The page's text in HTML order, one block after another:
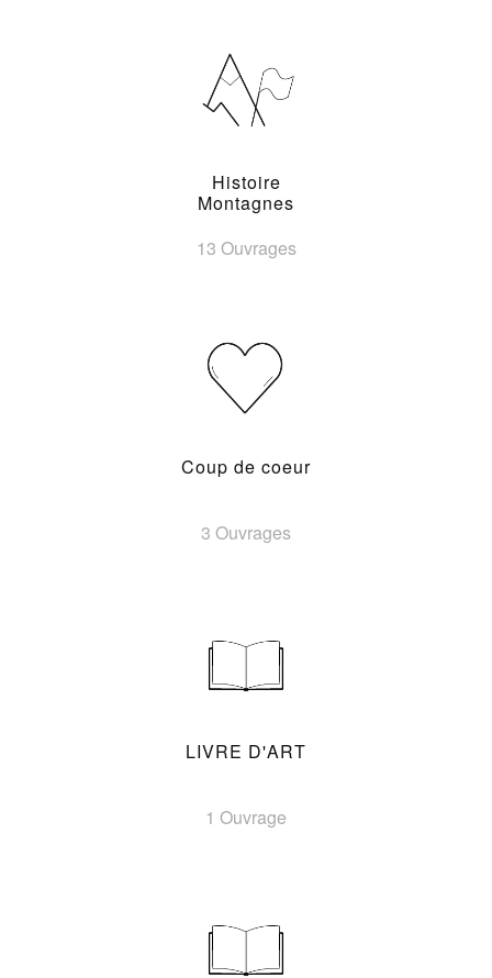
Histoire
Montagnes
13 Ouvrages
Coup de coeur
3 Ouvrages
LIVRE D'ART
1 Ouvrage